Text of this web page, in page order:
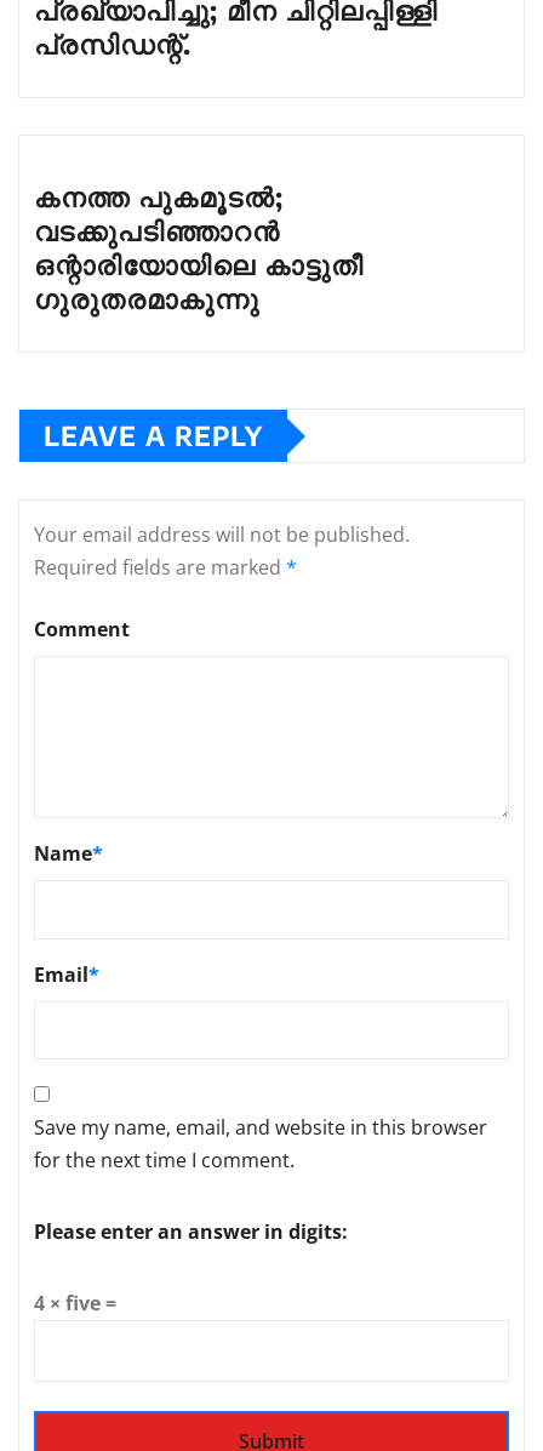
പ്രഖ്യാപിച്ചു; മീന ചിറ്റിലപ്പിള്ളി
പ്രസിഡന്റ്.
കനത്ത പുകമൂടൽ;
വടക്കുപടിഞ്ഞാറൻ
ഒന്റാരിയോയിലെ കാട്ടുതീ
ഗുരുതരമാകുന്നു
LEAVE A REPLY
Your email address will not be published.
Required fields are marked *
Comment
Name*
Email*
Save my name, email, and website in this browser
for the next time I comment.
Please enter an answer in digits:
4 × five =